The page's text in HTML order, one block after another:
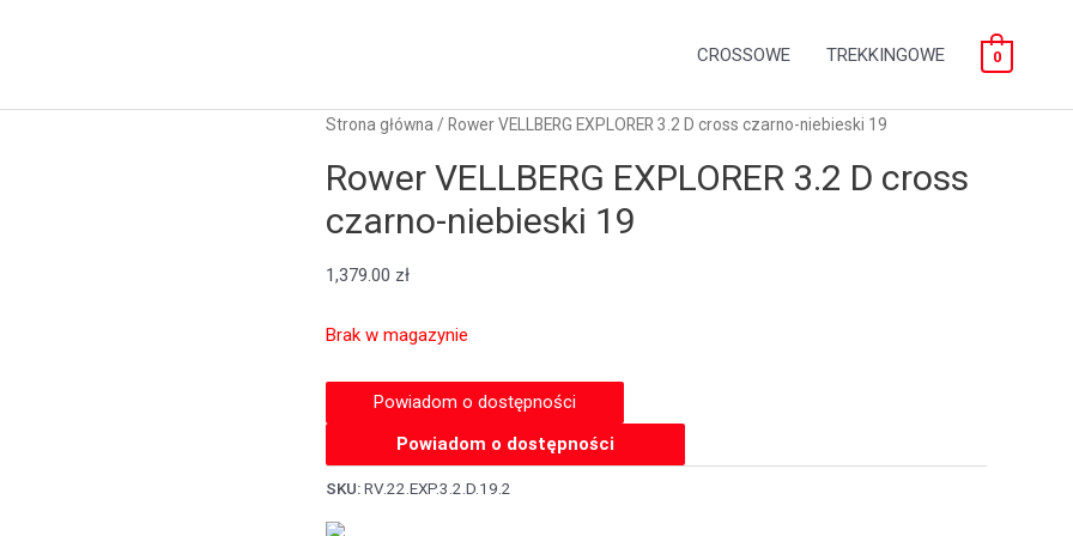
CROSSOWE TREKKINGOWE 0
Strona główna / Rower VELLBERG EXPLORER 3.2 D cross czarno-niebieski 19
Rower VELLBERG EXPLORER 3.2 D cross
czarno-niebieski 19
1,379.00 zł
Brak w magazynie
Powiadom o dostępności
SKU:RV.22.EXP.3.2.D.19.2